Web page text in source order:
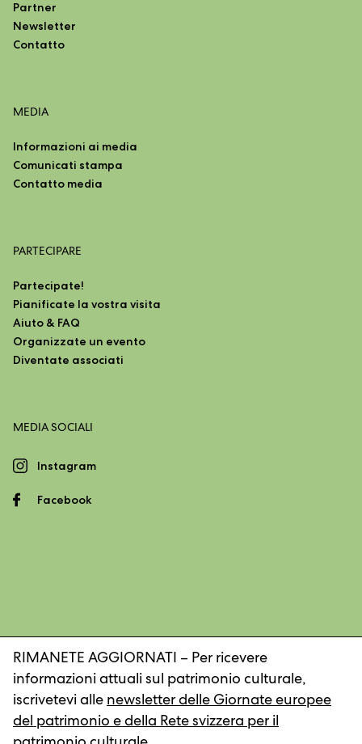
Partner
Newsletter
Contatto
MEDIA
Informazioni ai media
Comunicati stampa
Contatto media
PARTECIPARE
Partecipate!
Pianificate la vostra visita
Aiuto & FAQ
Organizzate un evento
Diventate associati
MEDIA SOCIALI
Instagram
Facebook
Impronta Dichiarazione sulla protezione dei dati
RIMANETE AGGIORNATI – Per ricevere
informazioni attuali sul patrimonio culturale,
iscrivetevi alle newsletter delle Giornate europee
del patrimonio e della Rete svizzera per il